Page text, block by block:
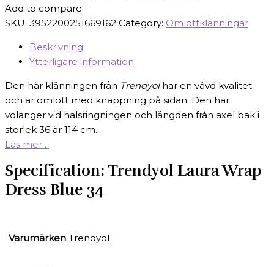
Add to compare
SKU: 3952200251669162 Category: Omlottklänningar
Beskrivning
Ytterligare information
Den här klänningen från Trendyolhar en vävd kvalitet
och är omlott med knappning på sidan. Den har
volanger vid halsringningen och längden från axel bak i
storlek 36 är 114 cm.
Läs mer…
Specification: Trendyol Laura Wrap
Dress Blue 34
Varumärken Trendyol